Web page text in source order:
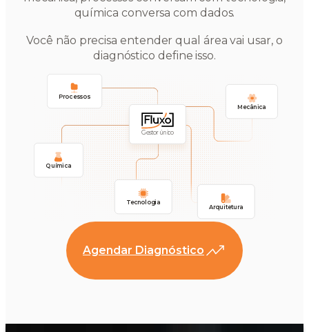
Processos
Gestor único
Mecânica
Tecnologia
Arquitetura
Química
química conversa com dados.
Você não precisa entender qual área vai usar, o
diagnóstico define isso.
Agendar Diagnóstico